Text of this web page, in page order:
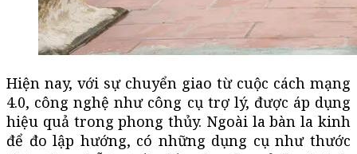
Hiện nay, với sự chuyển giao từ cuộc cách mạng
4.0, công nghệ như công cụ trợ lý, được áp dụng
hiệu quả trong phong thủy. Ngoài la bàn la kinh
để đo lập hướng, có những dụng cụ như thước